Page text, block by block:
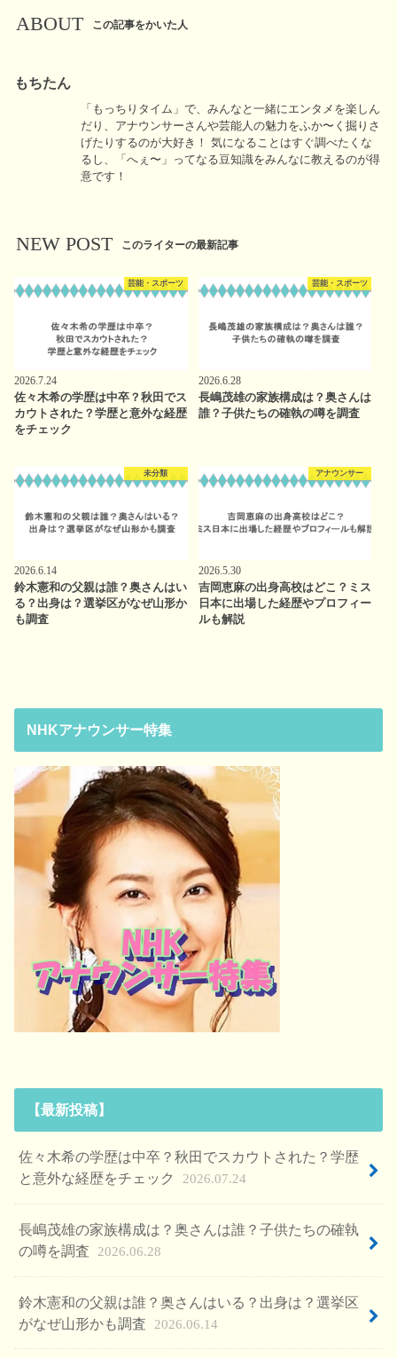
ABOUT この記事をかいた人
もちたん
「もっちりタイム」で、みんなと一緒にエンタメを楽しん
だり、アナウンサーさんや芸能人の魅力をふか〜く掘りさ
げたりするのが大好き！ 気になることはすぐ調べたくな
るし、「へぇ〜」ってなる豆知識をみんなに教えるのが得
意です！
NEW POST このライターの最新記事
芸能・スポーツ
2026.7.24
佐々木希の学歴は中卒？秋田でス
カウトされた？学歴と意外な経歴
をチェック
芸能・スポーツ
2026.6.28
長嶋茂雄の家族構成は？奥さんは
誰？子供たちの確執の噂を調査
未分類
2026.6.14
鈴木憲和の父親は誰？奥さんはい
る？出身は？選挙区がなぜ山形か
も調査
アナウンサー
2026.5.30
吉岡恵麻の出身高校はどこ？ミス
日本に出場した経歴やプロフィー
ルも解説
NHKアナウンサー特集
【最新投稿】
佐々木希の学歴は中卒？秋田でスカウトされた？学歴
と意外な経歴をチェック
2026.07.24
長嶋茂雄の家族構成は？奥さんは誰？子供たちの確執
の噂を調査
2026.06.28
鈴木憲和の父親は誰？奥さんはいる？出身は？選挙区
がなぜ山形かも調査
2026.06.14